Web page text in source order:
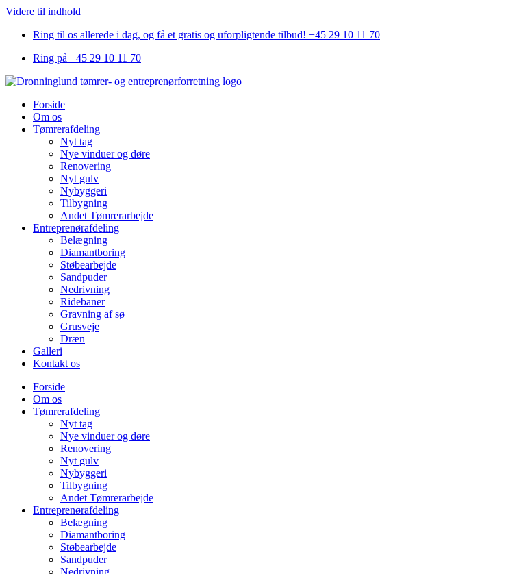
Videre til indhold
Ring til os allerede i dag, og få et gratis og uforpligtende tilbud! +45 29 10 11 70
Ring på +45 29 10 11 70
Forside
Om os
Tømrerafdeling
Nyt tag
Nye vinduer og døre
Renovering
Nyt gulv
Nybyggeri
Tilbygning
Andet Tømrerarbejde
Entreprenørafdeling
Belægning
Diamantboring
Støbearbejde
Sandpuder
Nedrivning
Ridebaner
Gravning af sø
Grusveje
Dræn
Galleri
Kontakt os
Forside
Om os
Tømrerafdeling
Nyt tag
Nye vinduer og døre
Renovering
Nyt gulv
Nybyggeri
Tilbygning
Andet Tømrerarbejde
Entreprenørafdeling
Belægning
Diamantboring
Støbearbejde
Sandpuder
Nedrivning